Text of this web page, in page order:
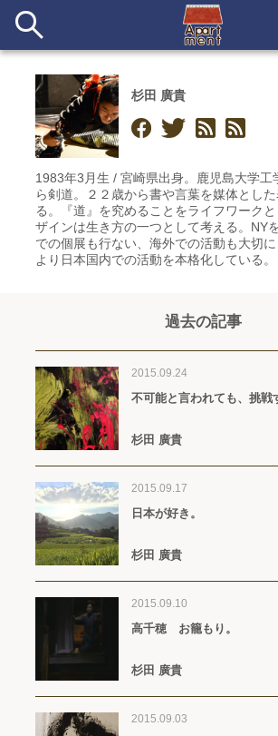
イベント&ショップ
長期滞在者&more
寄付について
入居者一覧
杉田 廣貴
1983年3月生 / 宮崎県出身。鹿児島大学工
ら剣道。２２歳から書や言葉を媒体とし
る。『道』を究めることをライフワーク
ザインは生き方の一つとして考える。NY
での個展も行ない、海外での活動も大切
より日本国内での活動を本格化している。
過去の記事
2015.09.24
不可能と言われても、挑戦
杉田 廣貴
2015.09.17
日本が好き。
杉田 廣貴
2015.09.10
高千穂 お籠もり。
杉田 廣貴
2015.09.03